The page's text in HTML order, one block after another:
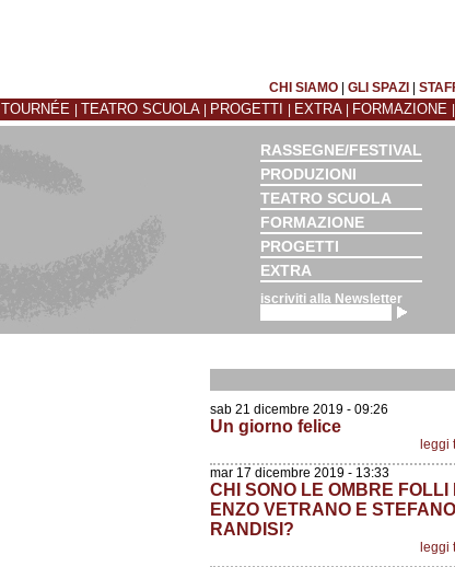
CHI SIAMO GLI SPAZI
TOURNÉE TEATRO SCUOLA PROGETTI EXTRA FORMAZIONE
RASSEGNE/FESTIVAL
PRODUZIONI
TEATRO SCUOLA
FORMAZIONE
PROGETTI
EXTRA
iscriviti alla Newsletter
sab 21 dicembre 2019 - 09:26
Un giorno felice
leggi
mar 17 dicembre 2019 - 13:33
CHI SONO LE OMBRE FOLLI
ENZO VETRANO E STEFANO
RANDISI?
leggi